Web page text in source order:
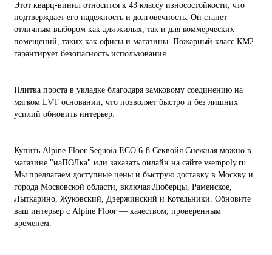
Этот кварц-винил относится к 43 классу износостойкости, что
подтверждает его надежность и долговечность. Он станет
отличным выбором как для жилых, так и для коммерческих
помещений, таких как офисы и магазины. Пожарный класс КМ2
гарантирует безопасность использования.
Плитка проста в укладке благодаря замковому соединению на
мягком LVT основании, что позволяет быстро и без лишних
усилий обновить интерьер.
Купить Alpine Floor Sequoia ECO 6-8 Секвойя Снежная можно в
магазине "наПОЛка" или заказать онлайн на сайте vsempoly.ru.
Мы предлагаем доступные цены и быструю доставку в Москву и
города Московской области, включая Люберцы, Раменское,
Лыткарино, Жуковский, Дзержинский и Котельники. Обновите
ваш интерьер с Alpine Floor — качеством, проверенным
временем.